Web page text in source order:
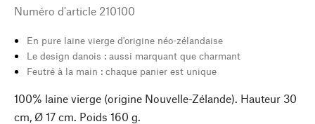
Numéro d'article 210100
En pure laine vierge d'origine néo-zélandaise
Le design danois : aussi marquant que charmant
Feutré à la main : chaque panier est unique
100% laine vierge (origine Nouvelle-Zélande). Hauteur 30
cm, Ø 17 cm. Poids 160 g.